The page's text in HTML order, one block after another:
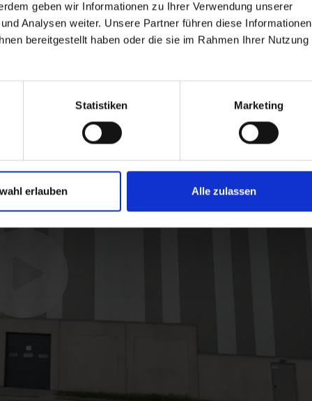
geben wir Informationen zu Ihrer Verwendung unserer
Analysen weiter. Unsere Partner führen diese Informationen
bereitgestellt haben oder die sie im Rahmen Ihrer Nutzung
Statistiken Marketing
erlauben Alle zulassen